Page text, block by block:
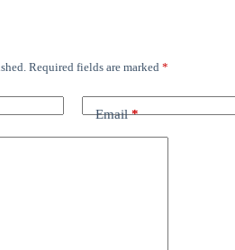
Required fields are marked *
Email*